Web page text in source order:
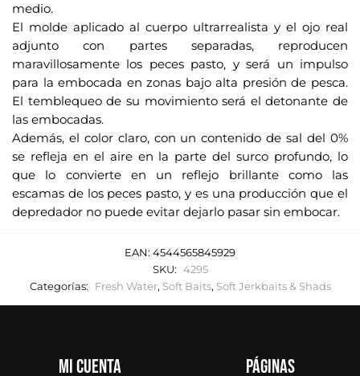
e
o
e
l
e
c
t
r
ó
n
i
r
medio.
El molde aplicado al cuerpo ultrarrealista y el ojo real
adjunto con partes separadas, reproducen
maravillosamente los peces pasto, y será un impulso
para la embocada en zonas bajo alta presión de pesca.
El temblequeo de su movimiento será el detonante de
las embocadas.
Además, el color claro, con un contenido de sal del 0%
se refleja en el aire en la parte del surco profundo, lo
que lo convierte en un reflejo brillante como las
escamas de los peces pasto, y es una producción que el
depredador no puede evitar dejarlo pasar sin embocar.
EAN: 4544565845929
SKU: 4295
Categorías:
Fresh Water, Soft Baits, Soft Jerkbaits & Shads
Mi cuenta Páginas